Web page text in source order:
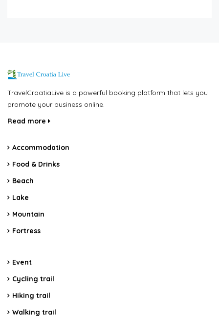
TravelCroatiaLive is a powerful booking platform that lets you
promote your business online.
Read more
Accommodation
Food & Drinks
Beach
Lake
Mountain
Fortress
Event
Cycling trail
Hiking trail
Walking trail